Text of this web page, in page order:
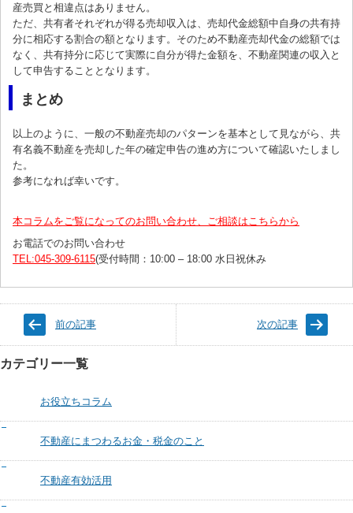
産売買と相違点はありません。
ただ、共有者それぞれが得る売却収入は、売却代金総額中自身の共有持
分に相応する割合の額となります。そのため不動産売却代金の総額では
なく、共有持分に応じて実際に自分が得た金額を、不動産関連の収入と
して申告することとなります。
まとめ
以上のように、一般の不動産売却のパターンを基本として見ながら、共
有名義不動産を売却した年の確定申告の進め方について確認いたしまし
た。
参考になれば幸いです。
本コラムをご覧になってのお問い合わせ、ご相談はこちらから
お電話でのお問い合わせ
TEL:045-309-6115(受付時間：10:00 – 18:00 水日祝休み
前の記事 次の記事
カテゴリー一覧
お役立ちコラム
不動産にまつわるお金・税金のこと
不動産有効活用